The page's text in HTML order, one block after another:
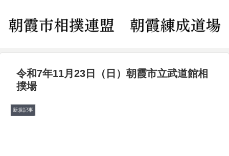
令和7年11月23日（日）朝霞市立武道館相
撲場
新規記事